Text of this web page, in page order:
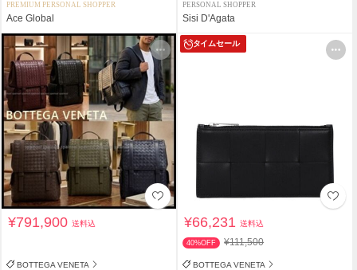
PREMIUM PERSONAL SHOPPER
Ace Global
PERSONAL SHOPPER
Sisi D'Agata
¥791,900送料込
BOTTEGA VENETA
タイムセール
¥66,231送料込
40%OFF ¥111,500
BOTTEGA VENETA